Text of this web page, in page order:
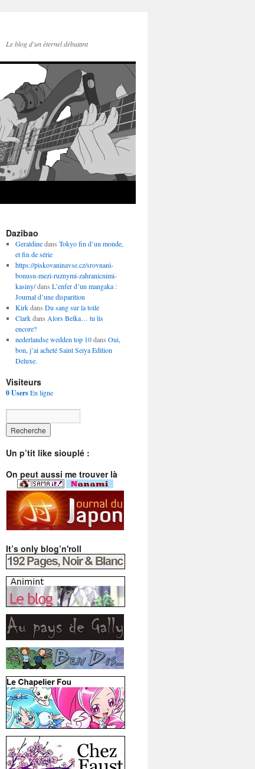
Le blog d'un éternel débutant
Dazibao
Geraldinedans Tokyo fin d’un monde,
et fin de série
https://piskovaninavse.cz/srovnani-
bonusu-mezi-ruznymi-zahranicnimi-
kasiny/dans L’enfer d’un mangaka :
Journal d’une disparition
Kirkdans Du sang sur la toile
Clarkdans Alors Belka… tu lis
encore?
nederlandse wedden top 10dans Oui,
bon, j’ai acheté Saint Seiya Edition
Deluxe.
Visiteurs
0 UsersEn ligne
Un p’tit like siouplé :
On peut aussi me trouver là
It’s only blog’n'roll